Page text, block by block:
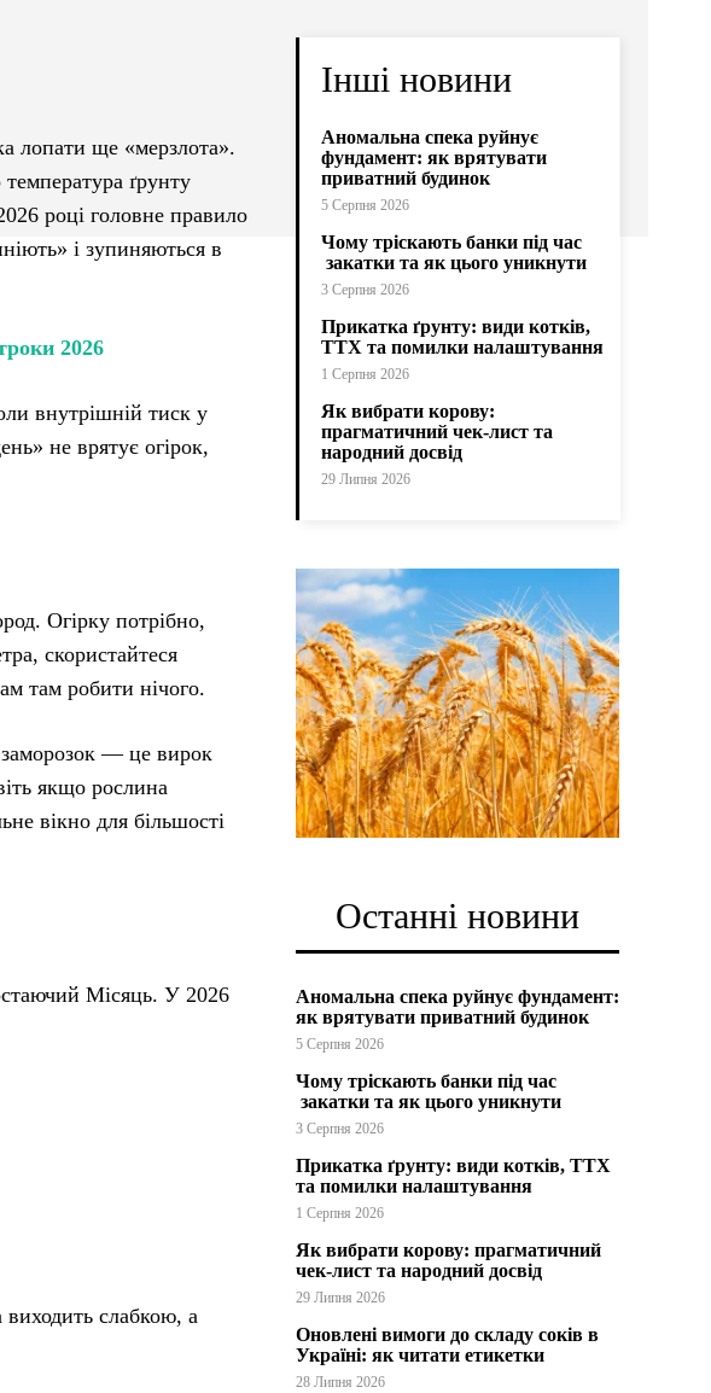
лопати ще «мерзлота».
ґрунту
році головне правило
і зупиняються в
2026
внутрішній тиск у
не врятує огірок,
Огірку потрібно,
скористайтеся
там робити нічого.
заморозок — це вирок
якщо рослина
вікно для більшості
Місяць. У 2026
слабкою, а
Інші новини
Аномальна спека руйнує
фундамент: як врятувати
приватний будинок
5 Серпня 2026
Чому тріскають банки під час
закатки та як цього уникнути
3 Серпня 2026
Прикатка ґрунту: види котків,
ТТХ та помилки налаштування
1 Серпня 2026
Як вибрати корову:
прагматичний чек-лист та
народний досвід
29 Липня 2026
Останні новини
Аномальна спека руйнує фундамент:
як врятувати приватний будинок
5 Серпня 2026
Чому тріскають банки під час
закатки та як цього уникнути
3 Серпня 2026
Прикатка ґрунту: види котків, ТТХ
та помилки налаштування
1 Серпня 2026
Як вибрати корову: прагматичний
чек-лист та народний досвід
29 Липня 2026
Оновлені вимоги до складу соків в
Україні: як читати етикетки
28 Липня 2026